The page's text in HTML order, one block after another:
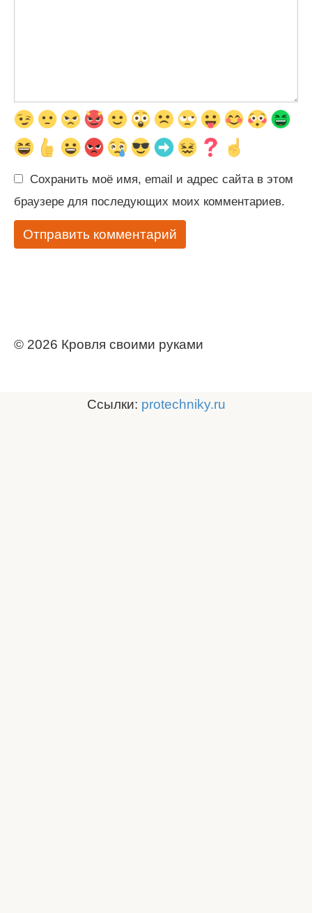
Сохранить моё имя, email и адрес сайта в этом
браузере для последующих моих комментариев.
© 2026 Кровля своими руками
Ссылки: protechniky.ru